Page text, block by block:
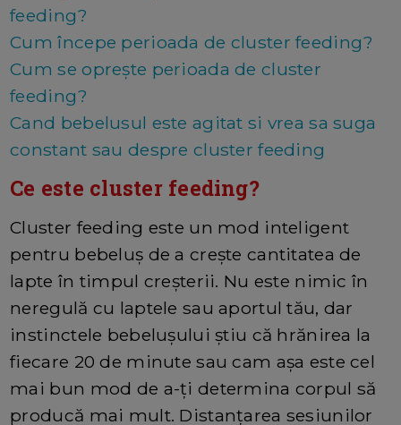
feeding?
Cum începe perioada de cluster feeding?
Cum se oprește perioada de cluster
feeding?
Cand bebelusul este agitat si vrea sa suga
constant sau despre cluster feeding
Ce este cluster feeding?
Cluster feeding este un mod inteligent
pentru bebeluș de a crește cantitatea de
lapte în timpul creșterii. Nu este nimic în
neregulă cu laptele sau aportul tău, dar
instinctele bebelușului știu că hrănirea la
fiecare 20 de minute sau cam așa este cel
mai bun mod de a-ți determina corpul să
producă mai mult. Distanțarea sesiunilor